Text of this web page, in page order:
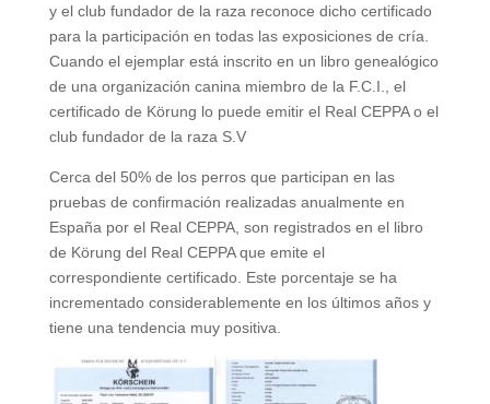
y el club fundador de la raza reconoce dicho certificado
para la participación en todas las exposiciones de cría.
Cuando el ejemplar está inscrito en un libro genealógico
de una organización canina miembro de la F.C.I., el
certificado de Körung lo puede emitir el Real CEPPA o el
club fundador de la raza S.V
Cerca del 50% de los perros que participan en las
pruebas de confirmación realizadas anualmente en
España por el Real CEPPA, son registrados en el libro
de Körung del Real CEPPA que emite el
correspondiente certificado. Este porcentaje se ha
incrementado considerablemente en los últimos años y
tiene una tendencia muy positiva.